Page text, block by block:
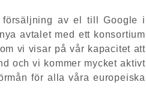
försäljning av el till Google i
avtalet med ett konsortium
vi visar på vår kapacitet att
och vi kommer mycket aktivt
för alla våra europeiska